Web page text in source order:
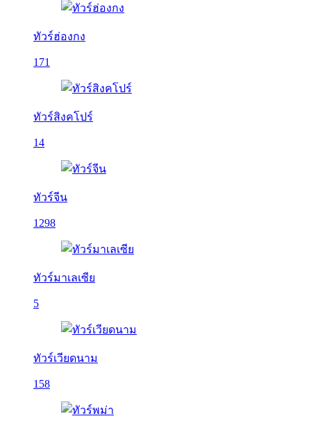
ทัวร์ฮ่องกง
171
ทัวร์สิงคโปร์
14
ทัวร์จีน
1298
ทัวร์มาเลเซีย
5
ทัวร์เวียดนาม
158